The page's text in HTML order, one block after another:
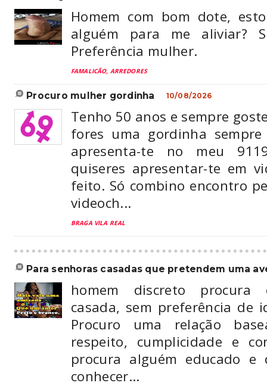
Homem com bom dote,
alguém para me aliviar?
Preferência mulher.
FAMALICÃO, ARREDORES
procuro mulher gordinha 10/08/2026
Tenho 50 anos e sempre
fores uma gordinha
apresenta-te no meu
quiseres apresentar-te em
feito. Só combino encontro
videoch...
BRAGA VILA REAL
para senhoras casadas que pretendem uma
homem discreto procura
casada, sem preferência de
Procuro uma relação
respeito, cumplicidade e
procura alguém educado e
conhecer...